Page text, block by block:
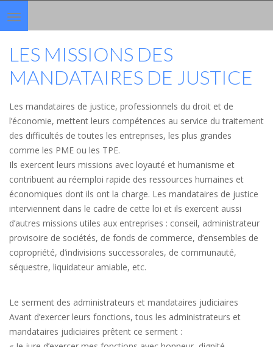
Toggle
navigation
LES MISSIONS DES
MANDATAIRES DE JUSTICE
Les mandataires de justice, professionnels du droit et de
l’économie, mettent leurs compétences au service du traitement
des difficultés de toutes les entreprises, les plus grandes
comme les PME ou les TPE.
Ils exercent leurs missions avec loyauté et humanisme et
contribuent au réemploi rapide des ressources humaines et
économiques dont ils ont la charge. Les mandataires de justice
interviennent dans le cadre de cette loi et ils exercent aussi
d’autres missions utiles aux entreprises : conseil, administrateur
provisoire de sociétés, de fonds de commerce, d’ensembles de
copropriété, d’indivisions successorales, de communauté,
séquestre, liquidateur amiable, etc.
Le serment des administrateurs et mandataires judiciaires
Avant d’exercer leurs fonctions, tous les administrateurs et
mandataires judiciaires prêtent ce serment :